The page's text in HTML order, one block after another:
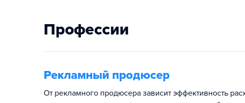
Профессии
Рекламный продюсер
От рекламного продюсера зависит эффективность